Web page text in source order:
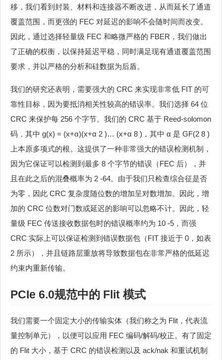
移，我们看到封装、材料和连接器不断改进，从而延长了通道
覆盖范围，而更强的 FEC 对延迟的影响不会随时间而改变。
因此，通过选择轻量级 FEC 和略微严格的 FBER，我们做出
了正确的权衡，以保持延迟平稳，同时满足现有通道覆盖范围
要求，并以严格的分析和硅数据为后盾。
我们的研究还表明，需要强大的 CRC 来实现非常低 FIT 的可
靠性目标，因为要抵消相关性较高的错误率。我们选择 64 位
CRC 来保护每 256 个字节。我们的 CRC 基于 Reed-solomon
码，其中 g(x) = (x+α)(x+α 2 )… (x+α 8 )，其中 α 是 GF(2 8 )
上本原多项式的根。这提供了一种非常强大的错误检测机制，
因为它保证可以检测到最多 8 个字节的错误（FEC 后），并
且在此之后的混叠概率为 2 -64。由于我们只检查综合征是否
为零，因此 CRC 复杂度随位数的增加呈对数增加。因此，增
加的 CRC 位数对门数或延迟的影响可以忽略不计。因此，轻
量级 FEC 传送接收数据包时的错误概率约为 10 -5，而强
CRC 实际上可以保证检测到错误数据包（FIT 接近于 0，如表
2 所示），并且链路层重放将导致数据包在非常严格的低延迟
约束内重新传输。
PCIe 6.0规范中的 Flit 模式
我们需要一个固定大小的传输实体（我们称之为 Flit，代表流
量控制单元），以便可以应用 FEC 编码/解码/校正。有了固定
的 Flit 大小，基于 CRC 的错误检测以及 ack/nak 和重试机制